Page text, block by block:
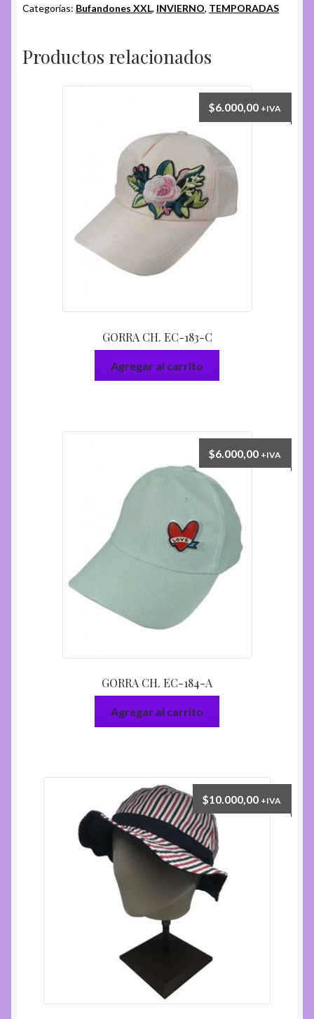
UNICOL
Categorías: Bufandones XXL, INVIERNO, TEMPORADAS
Productos relacionados
GORRA CH. EC-183-C
$6.000,00 +IVA
Agregar al carrito
GORRA CH. EC-184-A
$6.000,00 +IVA
Agregar al carrito
$10.000,00 +IVA